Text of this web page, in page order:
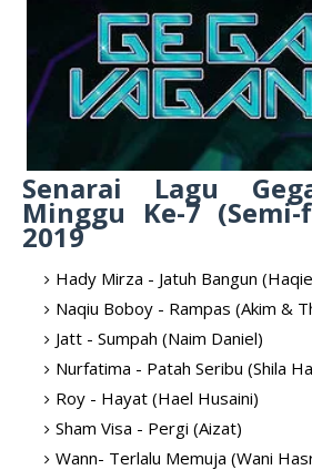
Senarai Lagu
Minggu Ke-7
2019
Hady Mirza - Jatuh Bangun
Naqiu Boboy - Rampas (Akim &
Jatt - Sumpah (Naim Daniel)
Nurfatima - Patah Seribu (Shila
Roy - Hayat (Hael Husaini)
Sham Visa - Pergi (Aizat)
Wann- Terlalu Memuja (Wani